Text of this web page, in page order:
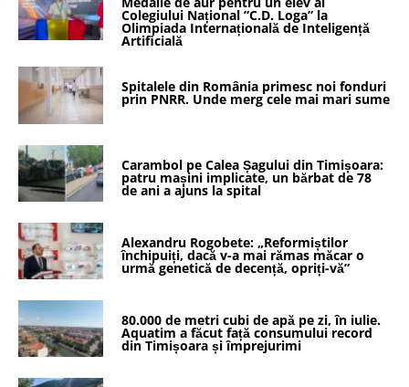
Colegiului Național ”C.D. Loga” la
Olimpiada Internațională de Inteligență
Artificială
Spitalele din România primesc noi fonduri
prin PNRR. Unde merg cele mai mari sume
Carambol pe Calea Șagului din Timișoara:
patru mașini implicate, un bărbat de 78
de ani a ajuns la spital
Alexandru Rogobete: „Reformiștilor
închipuiți, dacă v-a mai rămas măcar o
urmă genetică de decență, opriți-vă”
80.000 de metri cubi de apă pe zi, în iulie.
Aquatim a făcut față consumului record
din Timișoara și împrejurimi